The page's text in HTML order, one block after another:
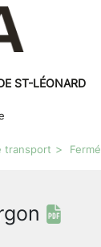
ST-LÉONARD
transport Fermé